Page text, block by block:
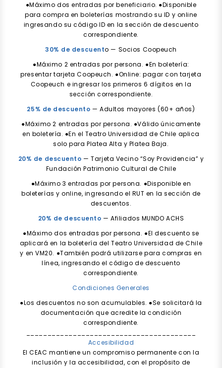
●Máximo dos entradas por beneficiario. ●Disponible
para compra en boleterías mostrando su ID y online
ingresando su código ID en la sección de descuento
correspondiente.
30% de descuento — Socios Coopeuch
●Máximo 2 entradas por persona. ●En boletería:
presentar tarjeta Coopeuch. ●Online: pagar con tarjeta
Coopeuch e ingresar los primeros 6 dígitos en la
sección correspondiente.
25% de descuento — Adultos mayores (60+ años)
●Máximo 2 entradas por persona. ●Válido únicamente
en boletería. ●En el Teatro Universidad de Chile aplica
solo para Platea Alta y Platea Baja.
20% de descuento — Tarjeta Vecino “Soy Providencia” y
Fundación Patrimonio Cultural de Chile
●Máximo 3 entradas por persona. ●Disponible en
boleterías y online, ingresando el RUT en la sección de
descuentos.
20% de descuento — Afiliados MUNDO ACHS
●Máximo dos entradas por persona. ●El descuento se
aplicará en la boletería del Teatro Universidad de Chile
y en VM20. ●También podrá utilizarse para compras en
línea, ingresando el código de descuento
correspondiente.
Condiciones Generales
●Los descuentos no son acumulables. ●Se solicitará la
documentación que acredite la condición
correspondiente.
Accesibilidad
El CEAC mantiene un compromiso permanente con la
inclusión y la accesibilidad, con el propósito de